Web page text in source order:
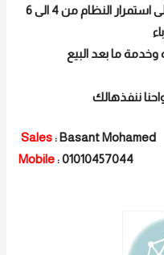
شامل بطارية داخلية تعمل على استمرار النظام من 4 الى 6
ما بعد البيع
ننفذهالك
Sales: Basant Mohamed
Mobile: 01010457044